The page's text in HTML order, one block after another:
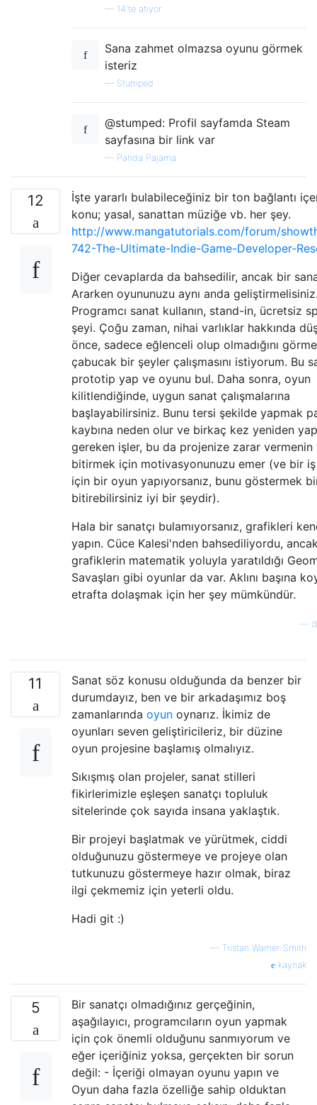
— 14'te atıyor
Sana zahmet olmazsa oyunu görmek
isteriz
— Stumped
@stumped: Profil sayfamda Steam
sayfasına bir link var
— Panda Pajama
12
İşte yararlı bulabileceğiniz bir ton bağlantı
konu; yasal, sanattan müziğe vb. her şey.
http://www.mangatutorials.com/forum/
742-The-Ultimate-Indie-Game-Developer-
Diğer cevaplarda da bahsedilir, ancak bir
Ararken oyununuzu aynı anda
Programcı sanat kullanın, stand-in, ücretsiz
şeyi. Çoğu zaman, nihai varlıklar hakkında
önce, sadece eğlenceli olup olmadığını
çabucak bir şeyler çalışmasını istiyorum. Bu
prototip yap ve oyunu bul. Daha sonra, oyun
kilitlendiğinde, uygun sanat çalışmalarına
başlayabilirsiniz. Bunu tersi şekilde yapmak
kaybına neden olur ve birkaç kez yeniden
gereken işler, bu da projenize zarar vermenin
bitirmek için motivasyonunuzu emer (ve bir
için bir oyun yapıyorsanız, bunu göstermek
bitirebilirsiniz iyi bir şeydir).
Hala bir sanatçı bulamıyorsanız, grafikleri
yapın. Cüce Kalesi'nden bahsediliyordu,
grafiklerin matematik yoluyla yaratıldığı
Savaşları gibi oyunlar da var. Aklını başına
etrafta dolaşmak için her şey mümkündür.
11
Sanat söz konusu olduğunda da benzer bir
durumdayız, ben ve bir arkadaşımız boş
zamanlarında oyun oynarız. İkimiz de
oyunları seven geliştiricileriz, bir düzine
oyun projesine başlamış olmalıyız.
Sıkışmış olan projeler, sanat stilleri
fikirlerimizle eşleşen sanatçı topluluk
sitelerinde çok sayıda insana yaklaştık.
Bir projeyi başlatmak ve yürütmek, ciddi
olduğunuzu göstermeye ve projeye olan
tutkunuzu göstermeye hazır olmak, biraz
ilgi çekmemiz için yeterli oldu.
Hadi git :)
— Tristan Warner-Smith
kaynak
5
Bir sanatçı olmadığınız gerçeğinin,
aşağılayıcı, programcıların oyun yapmak
için çok önemli olduğunu sanmıyorum ve
eğer içeriğiniz yoksa, gerçekten bir sorun
değil: - İçeriği olmayan oyunu yapın ve
Oyun daha fazla özelliğe sahip olduktan